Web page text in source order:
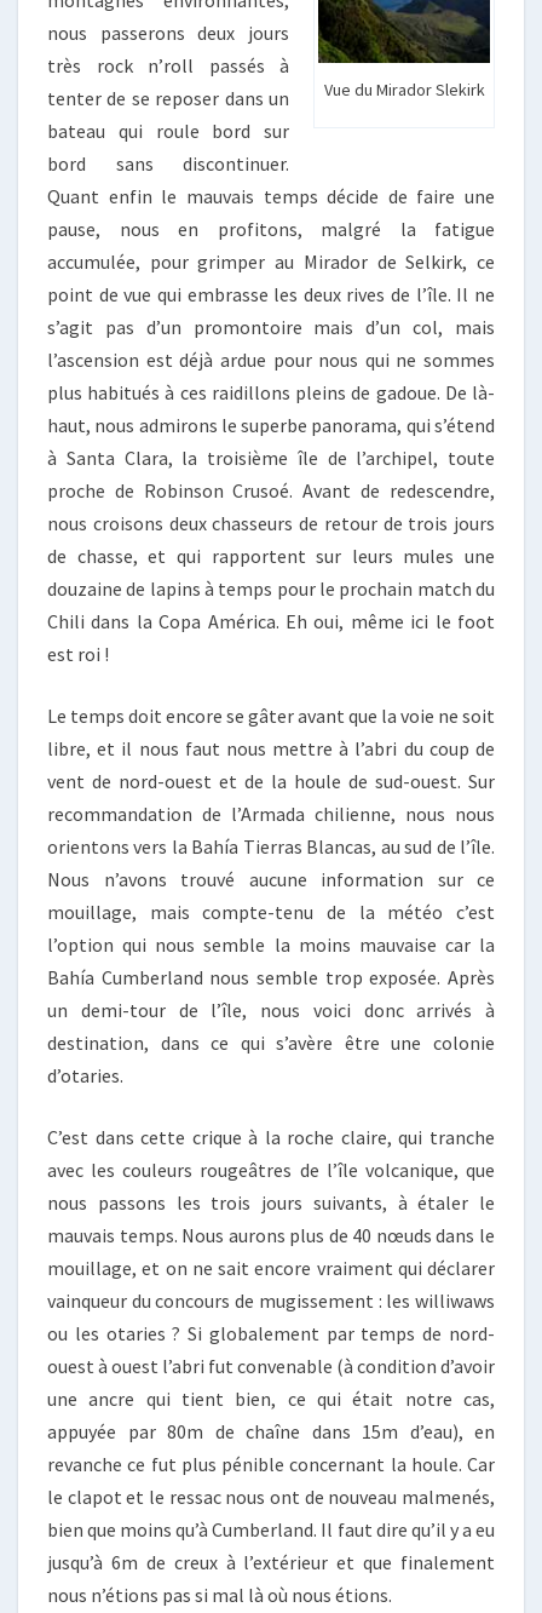
Vue du Mirador Slekirk
nous passerons deux jours
très rock n’roll passés à
tenter de se reposer dans un
bateau qui roule bord sur
bord sans discontinuer.
Quant enfin le mauvais temps décide de faire une
pause, nous en profitons, malgré la fatigue
accumulée, pour grimper au Mirador de Selkirk, ce
point de vue qui embrasse les deux rives de l’île. Il ne
s’agit pas d’un promontoire mais d’un col, mais
l’ascension est déjà ardue pour nous qui ne sommes
plus habitués à ces raidillons pleins de gadoue. De là-
haut, nous admirons le superbe panorama, qui s’étend
à Santa Clara, la troisième île de l’archipel, toute
proche de Robinson Crusoé. Avant de redescendre,
nous croisons deux chasseurs de retour de trois jours
de chasse, et qui rapportent sur leurs mules une
douzaine de lapins à temps pour le prochain match du
Chili dans la Copa América. Eh oui, même ici le foot
est roi !
Le temps doit encore se gâter avant que la voie ne soit
libre, et il nous faut nous mettre à l’abri du coup de
vent de nord-ouest et de la houle de sud-ouest. Sur
recommandation de l’Armada chilienne, nous nous
orientons vers la Bahía Tierras Blancas, au sud de l’île.
Nous n’avons trouvé aucune information sur ce
mouillage, mais compte-tenu de la météo c’est
l’option qui nous semble la moins mauvaise car la
Bahía Cumberland nous semble trop exposée. Après
un demi-tour de l’île, nous voici donc arrivés à
destination, dans ce qui s’avère être une colonie
d’otaries.
C’est dans cette crique à la roche claire, qui tranche
avec les couleurs rougeâtres de l’île volcanique, que
nous passons les trois jours suivants, à étaler le
mauvais temps. Nous aurons plus de 40 nœuds dans le
mouillage, et on ne sait encore vraiment qui déclarer
vainqueur du concours de mugissement : les williwaws
ou les otaries ? Si globalement par temps de nord-
ouest à ouest l’abri fut convenable (à condition d’avoir
une ancre qui tient bien, ce qui était notre cas,
appuyée par 80m de chaîne dans 15m d’eau), en
revanche ce fut plus pénible concernant la houle. Car
le clapot et le ressac nous ont de nouveau malmenés,
bien que moins qu’à Cumberland. Il faut dire qu’il y a eu
jusqu’à 6m de creux à l’extérieur et que finalement
nous n’étions pas si mal là où nous étions.